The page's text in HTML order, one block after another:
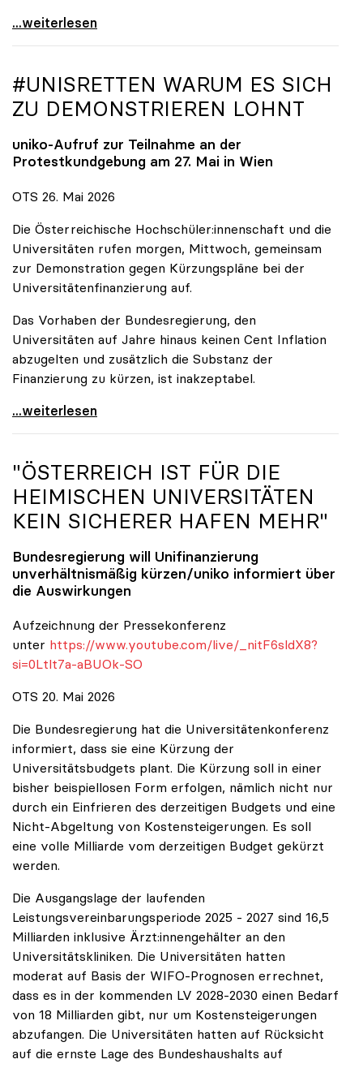
\"Wir nehmen es nicht hin\": Rede von
...weiterlesen
#UNISRETTEN WARUM ES SICH
ZU DEMONSTRIEREN LOHNT
uniko-Aufruf zur Teilnahme an der
Protestkundgebung am 27. Mai in Wien
OTS 26. Mai 2026
Die Österreichische Hochschüler:innenschaft und die
Universitäten rufen morgen, Mittwoch, gemeinsam
zur Demonstration gegen Kürzungspläne bei der
Universitätenfinanzierung auf.
Das Vorhaben der Bundesregierung, den
Universitäten auf Jahre hinaus keinen Cent Inflation
abzugelten und zusätzlich die Substanz der
Finanzierung zu kürzen, ist inakzeptabel.
#UnisRetten Warum es sich zu demonstrieren lohnt
...weiterlesen
"ÖSTERREICH IST FÜR DIE
HEIMISCHEN UNIVERSITÄTEN
KEIN SICHERER HAFEN MEHR"
Bundesregierung will Unifinanzierung
unverhältnismäßig kürzen/uniko informiert über
die Auswirkungen
Aufzeichnung der Pressekonferenz
unter https://www.youtube.com/live/_nitF6sldX8?
si=0Ltlt7a-aBUOk-SO
OTS 20. Mai 2026
Die Bundesregierung hat die Universitätenkonferenz
informiert, dass sie eine Kürzung der
Universitätsbudgets plant. Die Kürzung soll in einer
bisher beispiellosen Form erfolgen, nämlich nicht nur
durch ein Einfrieren des derzeitigen Budgets und eine
Nicht-Abgeltung von Kostensteigerungen. Es soll
eine volle Milliarde vom derzeitigen Budget gekürzt
werden.
Die Ausgangslage der laufenden
Leistungsvereinbarungsperiode 2025 - 2027 sind 16,5
Milliarden inklusive Ärzt:innengehälter an den
Universitätskliniken. Die Universitäten hatten
moderat auf Basis der WIFO-Prognosen errechnet,
dass es in der kommenden LV 2028-2030 einen Bedarf
von 18 Milliarden gibt, nur um Kostensteigerungen
abzufangen. Die Universitäten hatten auf Rücksicht
auf die ernste Lage des Bundeshaushalts auf